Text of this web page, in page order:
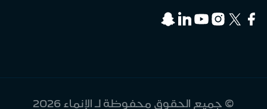
© جميع الحقوق محفوظة لـ الإنماء 2026